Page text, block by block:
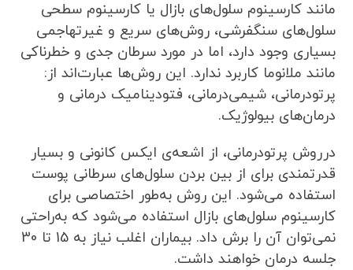
مانند کارسینوم سلول‌های بازال یا کارسینوم سطحی
سلول‌های سنگفرشی، روش‌های سریع و غیرتهاجمی
بسیاری وجود دارد، اما در مورد سرطان جدی و خطرناکی
مانند ملانوما کاربرد ندارد. این روش‌ها عبارت‌اند از:
پرتودرمانی، شیمی‌درمانی، فتودینامیک درمانی و
درمان‌های بیولوژیک.
درروش پرتودرمانی، از اشعه‌ی ایکس کانونی و بسیار
قدرتمندی برای از بین بردن سلول‌های سرطانی پوست
استفاده می‌شود. این روش به‌طور اختصاصی برای
کارسینوم سلول‌های بازال استفاده می‌شود که به‌راحتی
نمی‌توان آن را برش داد. بیماران اغلب نیاز به 15 تا 30
جلسه درمان خواهند داشت.